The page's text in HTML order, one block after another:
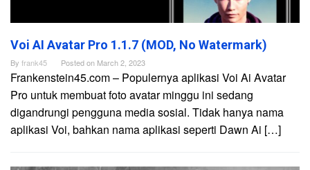
Voi AI Avatar Pro 1.1.7 (MOD, No Watermark)
By frank45 Posted on March 2, 2023
Frankenstein45.com – Populernya aplikasi Voi Ai Avatar
Pro untuk membuat foto avatar minggu ini sedang
digandrungi pengguna media sosial. Tidak hanya nama
aplikasi Voi, bahkan nama aplikasi seperti Dawn Ai […]